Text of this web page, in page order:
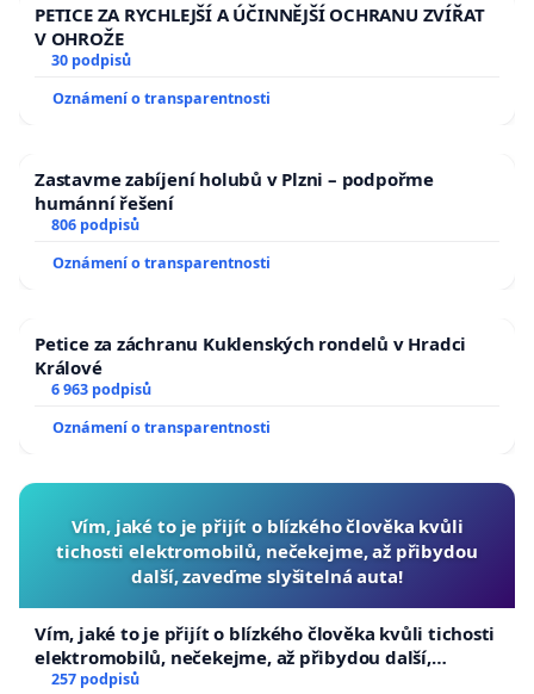
PETICE ZA RYCHLEJŠÍ A ÚČINNĚJŠÍ OCHRANU ZVÍŘAT
V OHROŽE
30 podpisů
Oznámení o transparentnosti
Zastavme zabíjení holubů v Plzni – podpořme
humánní řešení
806 podpisů
Oznámení o transparentnosti
Petice za záchranu Kuklenských rondelů v Hradci
Králové
6 963 podpisů
Oznámení o transparentnosti
Vím, jaké to je přijít o blízkého člověka kvůli
tichosti elektromobilů, nečekejme, až přibydou
další, zaveďme slyšitelná auta!
Vím, jaké to je přijít o blízkého člověka kvůli tichosti
elektromobilů, nečekejme, až přibydou další,
zaveďme slyšitelná auta!
257 podpisů